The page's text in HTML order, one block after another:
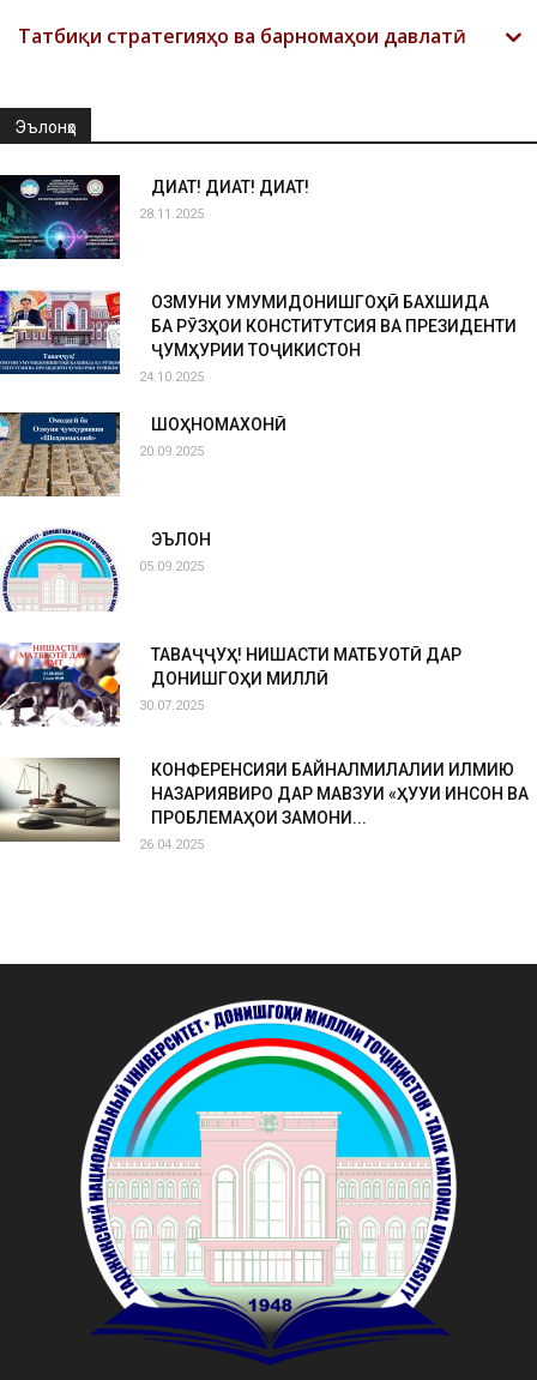
Татбиқи стратегияҳо ва барномаҳои давлатӣ
Эълонҳо
ДИҚҚАТ! ДИҚҚАТ! ДИҚҚАТ!
28.11.2025
ОЗМУНИ УМУМИДОНИШГОҲӢ БАХШИДА
БА РӮЗҲОИ КОНСТИТУТСИЯ ВА ПРЕЗИДЕНТИ
ҶУМҲУРИИ ТОҶИКИСТОН
24.10.2025
ШОҲНОМАХОНӢ
20.09.2025
ЭЪЛОН
05.09.2025
ТАВАҶҶУҲ! НИШАСТИ МАТБУОТӢ ДАР
ДОНИШГОҲИ МИЛЛӢ
30.07.2025
КОНФЕРЕНСИЯИ БАЙНАЛМИЛАЛИИ ИЛМИЮ
НАЗАРИЯВИРО ДАР МАВЗУИ «ҲУҚУҚИ ИНСОН ВА
ПРОБЛЕМАҲОИ ЗАМОНИ...
26.04.2025